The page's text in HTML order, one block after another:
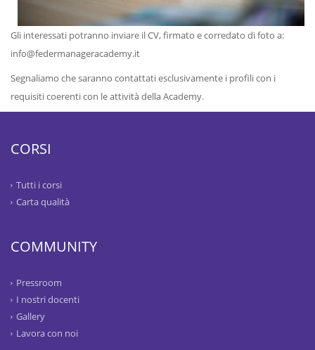
Gli interessati potranno inviare il CV, firmato e corredato di foto a:
info@federmanageracademy.it
Segnaliamo che saranno contattati esclusivamente i profili con i
requisiti coerenti con le attività della Academy.
CORSI
Tutti i corsi
Carta qualità
COMMUNITY
Pressroom
I nostri docenti
Gallery
Lavora con noi